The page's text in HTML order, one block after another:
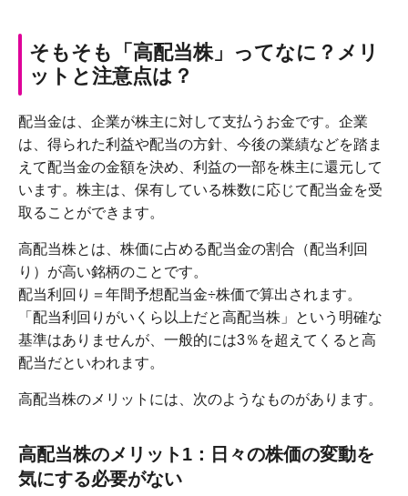
そもそも「高配当株」ってなに？メリ
ットと注意点は？
配当金は、企業が株主に対して支払うお金です。企業
は、得られた利益や配当の方針、今後の業績などを踏ま
えて配当金の金額を決め、利益の一部を株主に還元して
います。株主は、保有している株数に応じて配当金を受
取ることができます。
高配当株とは、株価に占める配当金の割合（配当利回
り）が高い銘柄のことです。
配当利回り＝年間予想配当金÷株価で算出されます。
「配当利回りがいくら以上だと高配当株」という明確な
基準はありませんが、一般的には3％を超えてくると高
配当だといわれます。
高配当株のメリットには、次のようなものがあります。
高配当株のメリット1：日々の株価の変動を
気にする必要がない